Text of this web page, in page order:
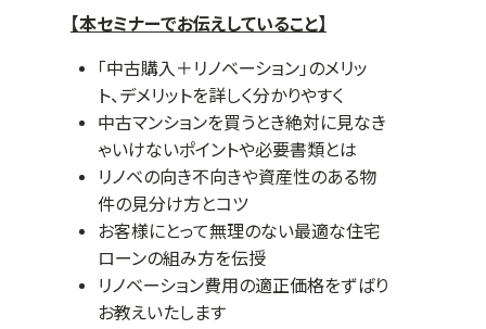
【本セミナーでお伝えしていること】
「中古購入＋リノベーション」のメリッ
ト、デメリットを詳しく分かりやすく
中古マンションを買うとき絶対に見なき
ゃいけないポイントや必要書類とは
リノベの向き不向きや資産性のある物
件の見分け方とコツ
お客様にとって無理のない最適な住宅
ローンの組み方を伝授
リノベーション費用の適正価格をずばり
お教えいたします